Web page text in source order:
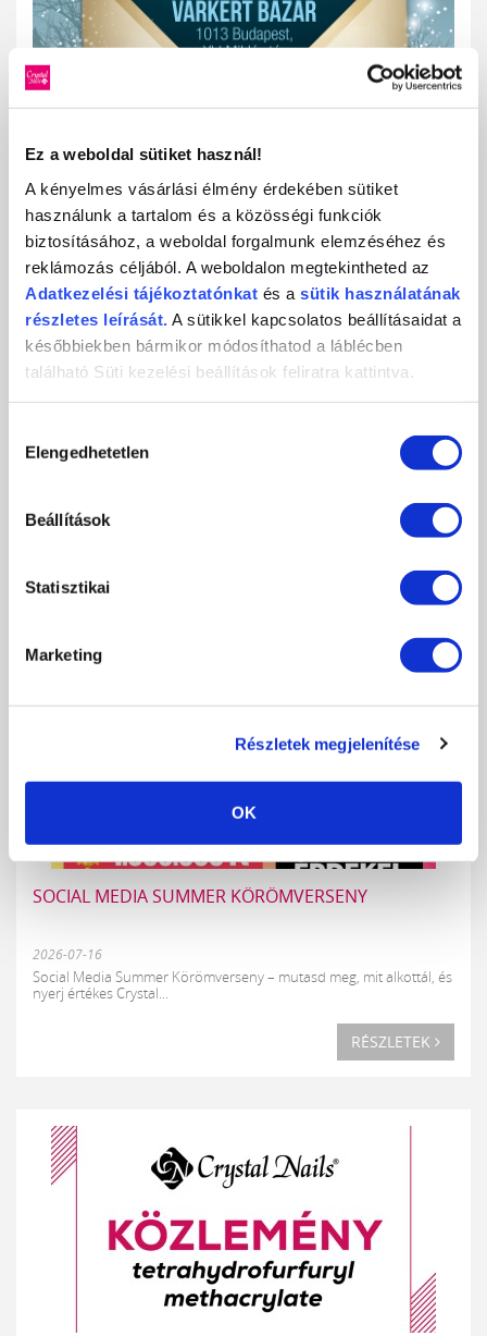
Ez a weboldal sütiket használ!
A kényelmes vásárlási élmény érdekében sütiket
használunk a tartalom és a közösségi funkciók
biztosításához, a weboldal forgalmunk elemzéséhez és
reklámozás céljából. A weboldalon megtekintheted az
Adatkezelési tájékoztatónkat és a sütik használatának
részletes leírását. A sütikkel kapcsolatos beállításaidat a
későbbiekben bármikor módosíthatod a láblécben
található Süti kezelési beállítások feliratra kattintva.
kiválasztása
Elengedhetetlen
Beállítások
Statisztikai
Marketing
Részletek megjelenítése
OK
Jelentkezési lap letöltéséért kattintsIDE!(word)
Versenykiírásért kattints
VISSZA TOVÁBBIAK
KAPCSOLÓDÓ FRISS MŰKÖRÖM
SOCIAL MEDIA SUMMER KÖRÖMVERSENY
2026-07-16
Social Media Summer Körömverseny – mutasd meg, mit alkottál, és
nyerj értékes Crystal...
RÉSZLETEK